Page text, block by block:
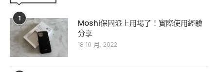
1
Moshi保固派上用場了！實際使用經驗
分享
18 10 月, 2022